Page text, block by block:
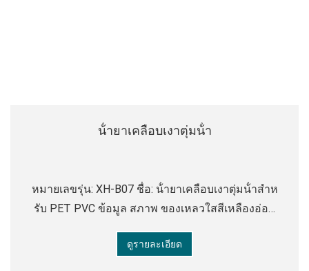
น้ํายาเคลือบเงาตุ่มน้ํา
หมายเลขรุ่น: XH-B07 ชื่อ: น้ํายาเคลือบเงาตุ่มน้ําสําห
รับ PET PVC ข้อมูล สภาพ ของเหลวใสสีเหลืองอ่อน
ค่า PH 6.5-7.5
ดูรายละเอียด